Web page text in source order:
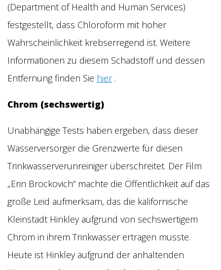
(Department of Health and Human Services)
festgestellt, dass Chloroform mit hoher
Wahrscheinlichkeit krebserregend ist. Weitere
Informationen zu diesem Schadstoff und dessen
Entfernung finden Sie hier.
Chrom (sechswertig)
Unabhängige Tests haben ergeben, dass dieser
Wasserversorger die Grenzwerte für diesen
Trinkwasserverunreiniger überschreitet. Der Film
„Erin Brockovich“ machte die Öffentlichkeit auf das
große Leid aufmerksam, das die kalifornische
Kleinstadt Hinkley aufgrund von sechswertigem
Chrom in ihrem Trinkwasser ertragen musste.
Heute ist Hinkley aufgrund der anhaltenden